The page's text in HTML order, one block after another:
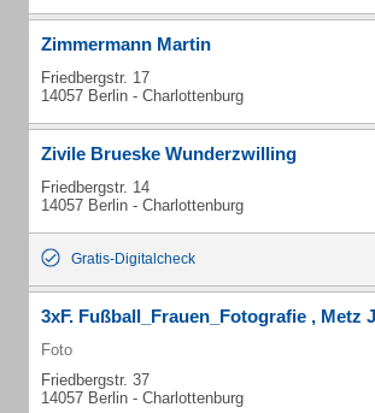
Zimmermann Martin
Friedbergstr. 17
14057 Berlin - Charlottenburg
Zivile Brueske Wunderzwilling
Friedbergstr. 14
14057 Berlin - Charlottenburg
Gratis-Digitalcheck
3xF. Fußball_Frauen_Fotografie , Metz
Foto
Friedbergstr. 37
14057 Berlin - Charlottenburg